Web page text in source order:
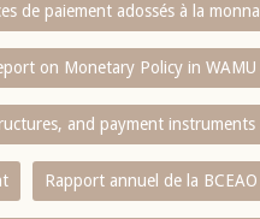
de paiement adossés à la
on Monetary Policy in WAMU
and payment instruments
Rapport annuel de la BCEAO